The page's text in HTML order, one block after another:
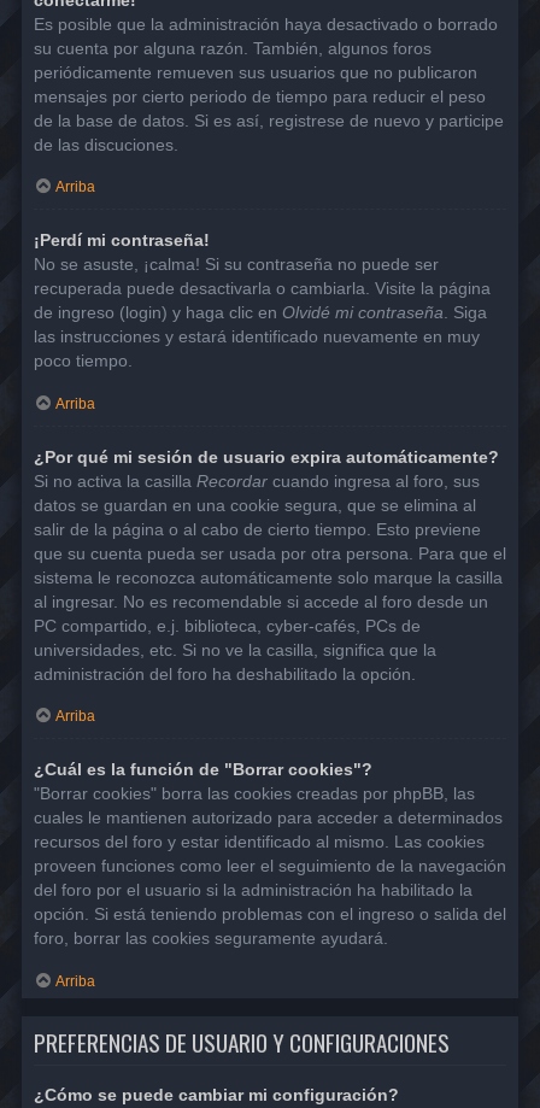
Es posible que la administración haya desactivado o borrado
su cuenta por alguna razón. También, algunos foros
periódicamente remueven sus usuarios que no publicaron
mensajes por cierto periodo de tiempo para reducir el peso
de la base de datos. Si es así, registrese de nuevo y participe
de las discuciones.
Arriba
¡Perdí mi contraseña!
No se asuste, ¡calma! Si su contraseña no puede ser
recuperada puede desactivarla o cambiarla. Visite la página
de ingreso (login) y haga clic en Olvidé mi contraseña. Siga
las instrucciones y estará identificado nuevamente en muy
poco tiempo.
Arriba
¿Por qué mi sesión de usuario expira automáticamente?
Si no activa la casilla Recordar cuando ingresa al foro, sus
datos se guardan en una cookie segura, que se elimina al
salir de la página o al cabo de cierto tiempo. Esto previene
que su cuenta pueda ser usada por otra persona. Para que el
sistema le reconozca automáticamente solo marque la casilla
al ingresar. No es recomendable si accede al foro desde un
PC compartido, e.j. biblioteca, cyber-cafés, PCs de
universidades, etc. Si no ve la casilla, significa que la
administración del foro ha deshabilitado la opción.
Arriba
¿Cuál es la función de "Borrar cookies"?
"Borrar cookies" borra las cookies creadas por phpBB, las
cuales le mantienen autorizado para acceder a determinados
recursos del foro y estar identificado al mismo. Las cookies
proveen funciones como leer el seguimiento de la navegación
del foro por el usuario si la administración ha habilitado la
opción. Si está teniendo problemas con el ingreso o salida del
foro, borrar las cookies seguramente ayudará.
Arriba
PREFERENCIAS DE USUARIO Y CONFIGURACIONES
¿Cómo se puede cambiar mi configuración?